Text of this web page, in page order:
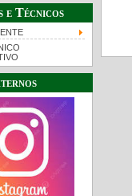
e Técnicos